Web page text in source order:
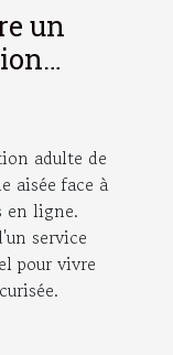
un
adulte de
aisée face à
en ligne.
service
pour vivre